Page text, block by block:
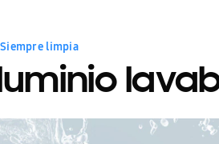
Siempre limpia